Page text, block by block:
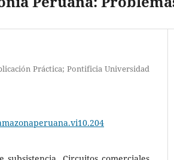
Práctica; Pontificia Universidad